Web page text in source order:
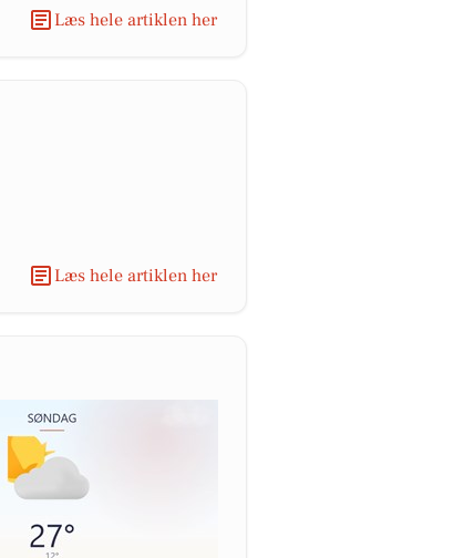
Læs hele artiklen her
Læs hele artiklen her